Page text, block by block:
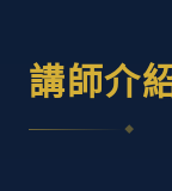
講師介
◆